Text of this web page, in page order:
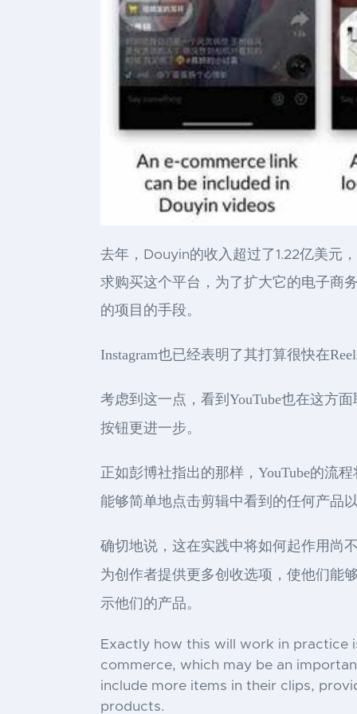
去年，Douyin的收入超过了1.22亿美元
求购买这个平台，为了扩大它的电子商
的项目的手段。
Instagram也已经表明了其打算很快在
考虑到这一点，看到YouTube也在这方
按钮更进一步。
正如彭博社指出的那样，YouTube的流
能够简单地点击剪辑中看到的任何产品
确切地说，这在实践中将如何起作用尚
为创作者提供更多创收选项，使他们能
示他们的产品。
Exactly how this will work in practice
commerce, which may be an
include more items in their clips,
products.